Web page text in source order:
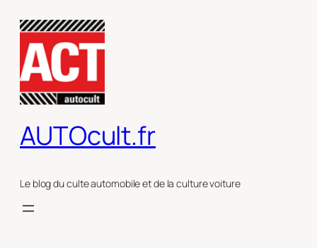
contenu
AUTOcult.fr
Le blog du culte automobile et de la culture voiture